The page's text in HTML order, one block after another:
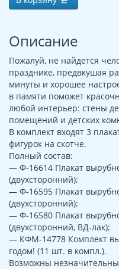
Описание
Пожалуй, не найдется
празднике, предвкушая
минуты и хорошее
в памяти поможет
любой интерьер: стены
помещений и детских
В комплект входят 3
фигурок на скотче.
Полный состав:
— Ф-16614 Плакат
(двухсторонний);
— Ф-16595 Плакат
(двухсторонний);
— Ф-16580 Плакат
(двухсторонний, ВД-лак);
— КФМ-14778 Комплект
годом! (11 шт. в компл.).
Возможны